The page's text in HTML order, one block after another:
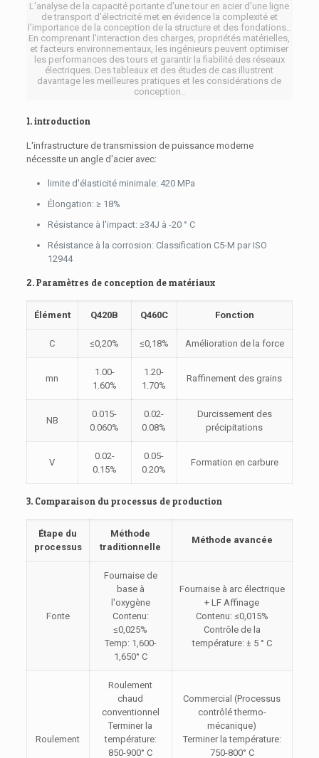
L'analyse de la capacité portante d'une tour en acier d'une ligne
de transport d'électricité met en évidence la complexité et
l'importance de la conception de la structure et des fondations..
En comprenant l'interaction des charges, propriétés matérielles,
et facteurs environnementaux, les ingénieurs peuvent optimiser
les performances des tours et garantir la fiabilité des réseaux
électriques. Des tableaux et des études de cas illustrent
davantage les meilleures pratiques et les considérations de
conception..
1. introduction
L'infrastructure de transmission de puissance moderne
nécessite un angle d'acier avec:
limite d'élasticité minimale: 420 MPa
Élongation: ≥ 18%
Résistance à l'impact: ≥34J à -20 ° C
Résistance à la corrosion: Classification C5-M par ISO
12944
2. Paramètres de conception de matériaux
Élément Q420B Q460C Fonction
C ≤0,20% ≤0,18% Amélioration de la force
mn
1.00-
1.60%
1.20-
1.70%
Raffinement des grains
NB
0.015-
0.060%
0.02-
0.08%
Durcissement des
précipitations
V
0.02-
0.15%
0.05-
0.20%
Formation en carbure
3. Comparaison du processus de production
Étape du
processus
Méthode
traditionnelle
Méthode avancée
Fonte
Fournaise de
base à
l'oxygène
Contenu:
≤0,025%
Temp: 1,600-
1,650° C
Fournaise à arc électrique
+ LF Affinage
Contenu: ≤0,015%
Contrôle de la
température: ± 5 ° C
Roulement
Roulement
chaud
conventionnel
Terminer la
température:
850-900° C
Commercial (Processus
contrôlé thermo-
mécanique)
Terminer la température:
750-800° C